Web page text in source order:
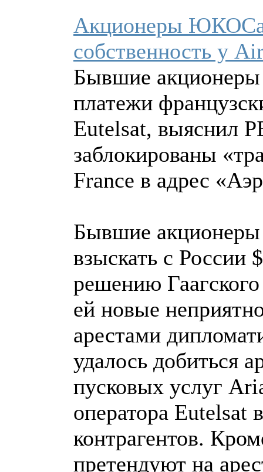
Акционеры ЮКОСа
собственность у
Бывшие
платежи
Eutelsat, выяснил
заблокированы
France в адрес
Бывшие
взыскать с России
решению
ей новые
арестами
удалось добиться
пусковых услуг
оператора Eutelsat
контрагентов.
претендуют на